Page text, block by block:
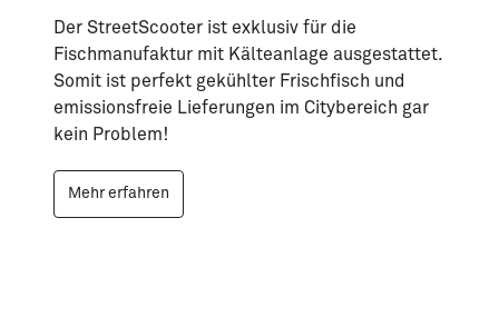
Der StreetScooter ist exklusiv für die
Fischmanufaktur mit Kälteanlage ausgestattet.
Somit ist perfekt gekühlter Frischfisch und
emissionsfreie Lieferungen im Citybereich gar
kein Problem!
Mehr erfahren